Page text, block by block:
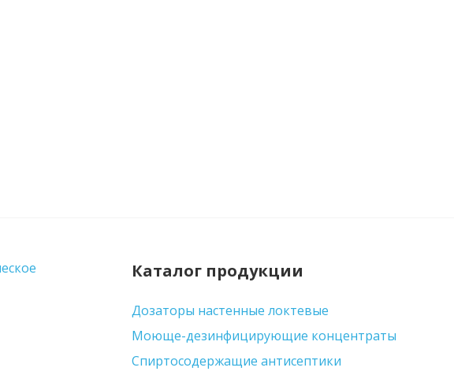
Каталог продукции
Дозаторы настенные локтевые
Моюще-дезинфицирующие концентраты
Спиртосодержащие антисептики